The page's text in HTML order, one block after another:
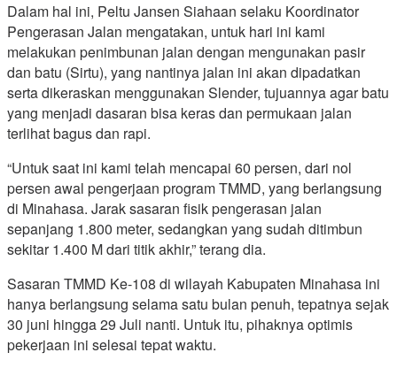
Dalam hal ini, Peltu Jansen Siahaan selaku Koordinator
Pengerasan Jalan mengatakan, untuk hari ini kami
melakukan penimbunan jalan dengan mengunakan pasir
dan batu (Sirtu), yang nantinya jalan ini akan dipadatkan
serta dikeraskan menggunakan Slender, tujuannya agar batu
yang menjadi dasaran bisa keras dan permukaan jalan
terlihat bagus dan rapi.
“Untuk saat ini kami telah mencapai 60 persen, dari nol
persen awal pengerjaan program TMMD, yang berlangsung
di Minahasa. Jarak sasaran fisik pengerasan jalan
sepanjang 1.800 meter, sedangkan yang sudah ditimbun
sekitar 1.400 M dari titik akhir,” terang dia.
Sasaran TMMD Ke-108 di wilayah Kabupaten Minahasa ini
hanya berlangsung selama satu bulan penuh, tepatnya sejak
30 juni hingga 29 Juli nanti. Untuk itu, pihaknya optimis
pekerjaan ini selesai tepat waktu.